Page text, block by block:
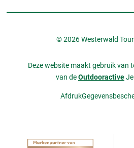
© 2026 Westerwald
Deze website maakt gebruik van
van deOutdooractive
Afdruk